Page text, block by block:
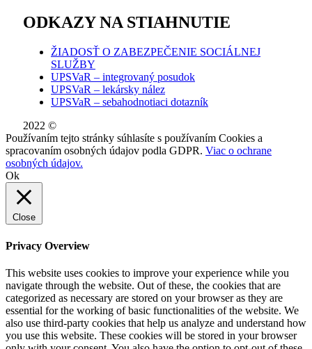
ODKAZY NA STIAHNUTIE
ŽIADOSŤ O ZABEZPEČENIE SOCIÁLNEJ
SLUŽBY
UPSVaR – integrovaný posudok
UPSVaR – lekársky nález
UPSVaR – sebahodnotiaci dotazník
2022 ©
Používaním tejto stránky súhlasíte s používaním Cookies a
spracovaním osobných údajov podla GDPR. Viac o ochrane
osobných údajov.
Ok
Close
Privacy Overview
This website uses cookies to improve your experience while you
navigate through the website. Out of these, the cookies that are
categorized as necessary are stored on your browser as they are
essential for the working of basic functionalities of the website. We
also use third-party cookies that help us analyze and understand how
you use this website. These cookies will be stored in your browser